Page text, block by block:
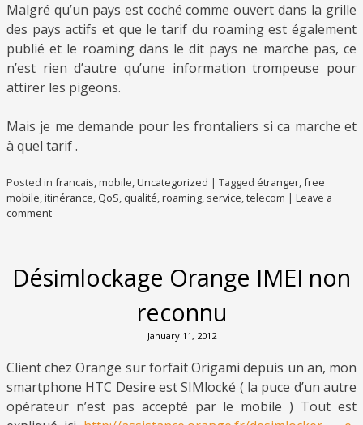
Malgré qu’un pays est coché comme ouvert dans la grille
des pays actifs et que le tarif du roaming est également
publié et le roaming dans le dit pays ne marche pas, ce
n’est rien d’autre qu’une information trompeuse pour
attirer les pigeons.
Mais je me demande pour les frontaliers si ca marche et
à quel tarif .
Posted in francais,mobile,Uncategorized | Tagged étranger,free
mobile,itinérance, QoS, qualité,roaming, service,telecom | Leave a
comment
Désimlockage Orange IMEI non
reconnu
January 11, 2012
Client chez Orange sur forfait Origami depuis un an, mon
smartphone HTC Desire est SIMlocké ( la puce d’un autre
opérateur n’est pas accepté par le mobile ) Tout est